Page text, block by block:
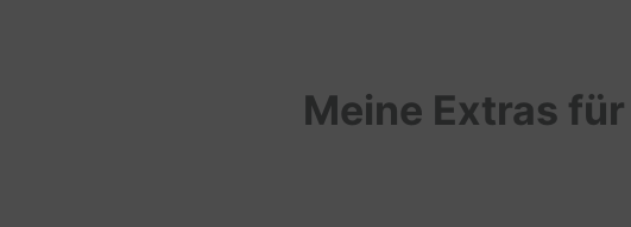
Meine Extras